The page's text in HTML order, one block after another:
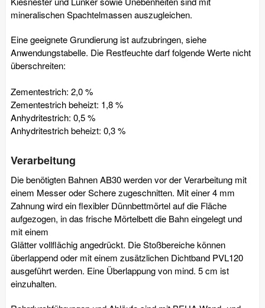
mineralischen Spachtelmassen auszugleichen.
Eine geeignete Grundierung ist aufzubringen, siehe
Anwendungstabelle. Die Restfeuchte darf folgende Werte nicht
überschreiten:
Zementestrich: 2,0 %
Zementestrich beheizt: 1,8 %
Anhydritestrich: 0,5 %
Anhydritestrich beheizt: 0,3 %
Verarbeitung
Die benötigten Bahnen AB30 werden vor der Verarbeitung mit
einem Messer oder Schere zugeschnitten. Mit einer 4 mm
Zahnung wird ein flexibler Dünnbettmörtel auf die Fläche
aufgezogen, in das frische Mörtelbett die Bahn eingelegt und
mit einem
Glätter vollflächig angedrückt. Die Stoßbereiche können
überlappend oder mit einem zusätzlichen Dichtband PVL120
ausgeführt werden. Eine Überlappung von mind. 5 cm ist
einzuhalten.